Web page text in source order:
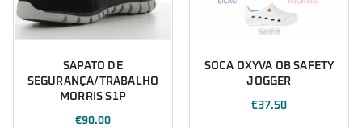
SAPATO DE
SEGURANÇA/TRABALHO
MORRIS S1P
€90.00
SOCA OXYVA OB SAFETY
JOGGER
€37.50